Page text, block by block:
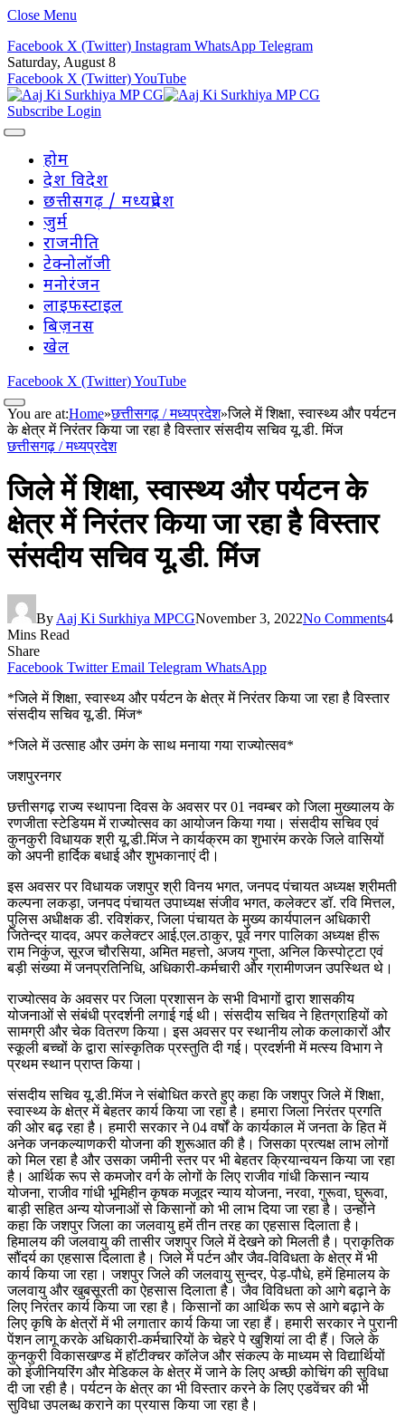
Close Menu
Facebook X (Twitter) Instagram WhatsApp Telegram
Saturday, August 8
Facebook X (Twitter)YouTube
Subscribe Login
होम
देश विदेश
छत्तीसगढ़ / मध्यप्रदेश
जुर्म
राजनीति
टेक्नोलॉजी
मनोरंजन
लाइफस्टाइल
बिज़नस
खेल
Facebook X (Twitter)YouTube
You are at:Home»छत्तीसगढ़ / मध्यप्रदेश»जिले में शिक्षा, स्वास्थ्य और पर्यटन
के क्षेत्र में निरंतर किया जा रहा है विस्तार संसदीय सचिव यू.डी. मिंज
छत्तीसगढ़ / मध्यप्रदेश
जिले में शिक्षा, स्वास्थ्य और पर्यटन के
क्षेत्र में निरंतर किया जा रहा है विस्तार
संसदीय सचिव यू.डी. मिंज
By Aaj Ki Surkhiya MPCGNovember 3, 2022No Comments4
Mins Read
Share
Facebook Twitter Email Telegram WhatsApp
*जिले में शिक्षा, स्वास्थ्य और पर्यटन के क्षेत्र में निरंतर किया जा रहा है विस्तार
संसदीय सचिव यू.डी. मिंज*
*जिले में उत्साह और उमंग के साथ मनाया गया राज्योत्सव*
जशपुरनगर
छत्तीसगढ़ राज्य स्थापना दिवस के अवसर पर 01 नवम्बर को जिला मुख्यालय के
रणजीता स्टेडियम में राज्योत्सव का आयोजन किया गया। संसदीय सचिव एवं
कुनकुरी विधायक श्री यू.डी.मिंज ने कार्यक्रम का शुभारंम करके जिले वासियों
को अपनी हार्दिक बधाई और शुभकानाएं दी।
इस अवसर पर विधायक जशपुर श्री विनय भगत, जनपद पंचायत अध्यक्ष श्रीमती
कल्पना लकड़ा, जनपद पंचायत उपाध्यक्ष संजीव भगत, कलेक्टर डॉ. रवि मित्तल,
पुलिस अधीक्षक डी. रविशंकर, जिला पंचायत के मुख्य कार्यपालन अधिकारी
जितेन्द्र यादव, अपर कलेक्टर आई.एल.ठाकुर, पूर्व नगर पालिका अध्यक्ष हीरू
राम निकुंज, सूरज चौरसिया, अमित महत्तो, अजय गुप्ता, अनिल किस्पोट्टा एवं
बड़ी संख्या में जनप्रतिनिधि, अधिकारी-कर्मचारी और ग्रामीणजन उपस्थित थे।
राज्योत्सव के अवसर पर जिला प्रशासन के सभी विभागों द्वारा शासकीय
योजनाओं से संबंधी प्रदर्शनी लगाई गई थी। संसदीय सचिव ने हितग्राहियों को
सामग्री और चेक वितरण किया। इस अवसर पर स्थानीय लोक कलाकारों और
स्कूली बच्चों के द्वारा सांस्कृतिक प्रस्तुति दी गई। प्रदर्शनी में मत्स्य विभाग ने
प्रथम स्थान प्राप्त किया।
संसदीय सचिव यू.डी.मिंज ने संबोधित करते हुए कहा कि जशपुर जिले में शिक्षा,
स्वास्थ्य के क्षेत्र में बेहतर कार्य किया जा रहा है। हमारा जिला निरंतर प्रगति
की ओर बढ़ रहा है। हमारी सरकार ने 04 वर्षों के कार्यकाल में जनता के हित में
अनेक जनकल्याणकरी योजना की शुरूआत की है। जिसका प्रत्यक्ष लाभ लोगों
को मिल रहा है और उसका जमीनी स्तर पर भी बेहतर क्रियान्वयन किया जा रहा
है। आर्थिक रूप से कमजोर वर्ग के लोगों के लिए राजीव गांधी किसान न्याय
योजना, राजीव गांधी भूमिहीन कृषक मजूदर न्याय योजना, नरवा, गुरूवा, घुरूवा,
बाड़ी सहित अन्य योजनाओं से किसानों को भी लाभ दिया जा रहा है। उन्होंने
कहा कि जशपुर जिला का जलवायु हमें तीन तरह का एहसास दिलाता है।
हिमालय की जलवायु की तासीर जशपुर जिले में देखने को मिलती है। प्राकृतिक
सौंदर्य का एहसास दिलाता है। जिले में पर्टन और जैव-विविधता के क्षेत्र में भी
कार्य किया जा रहा। जशपुर जिले की जलवायु सुन्दर, पेड़-पौधे, हमें हिमालय के
जलवायु और खुबसूरती का ऐहसास दिलाता है। जैव विविधता को आगे बढ़ाने के
लिए निरंतर कार्य किया जा रहा है। किसानों का आर्थिक रूप से आगे बढ़ाने के
लिए कृषि के क्षेत्रों में भी लगातार कार्य किया जा रहा हैं। हमारी सरकार ने पुरानी
पेंशन लागू करके अधिकारी-कर्मचारियों के चेहरे पे खुशियां ला दी हैं। जिले के
कुनकुरी विकासखण्ड में हॉटीक्चर कॉलेज और संकल्प के माध्यम से विद्यार्थियों
को इंजीनियरिंग और मेडिकल के क्षेत्र में जाने के लिए अच्छी कोचिंग की सुविधा
दी जा रही है। पर्यटन के क्षेत्र का भी विस्तार करने के लिए एडवेंचर की भी
सुविधा उपलब्ध कराने का प्रयास किया जा रहा है।